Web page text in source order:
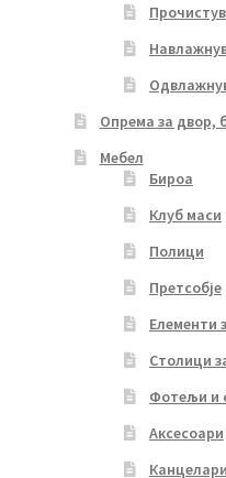
Опрема за двор,
Мебел
Бироа
Клуб маси
Полици
Претсобје
Елементи
Столици
Фотељи и
Аксесоари